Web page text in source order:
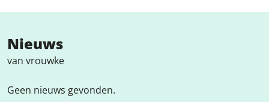
Nieuws
van vrouwke
Geen nieuws gevonden.